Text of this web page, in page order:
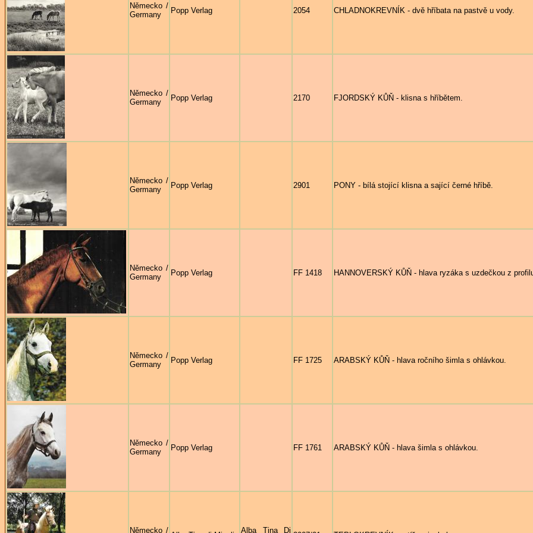
Německo /
Germany
Popp Verlag 2054 CHLADNOKREVNÍK - dvě hříbata na pastvě u vody.
Německo /
Germany
Popp Verlag 2170 FJORDSKÝ KŮŇ - klisna s hříbětem.
Německo /
Germany
Popp Verlag 2901 PONY - bílá stojící klisna a sající černé hříbě.
Německo /
Germany
Popp Verlag FF 1418 HANNOVERSKÝ KŮŇ - hlava ryzáka s uzdečkou z
Německo /
Germany
Popp Verlag FF 1725 ARABSKÝ KŮŇ - hlava ročního šimla s ohlávkou.
Německo /
Germany
Popp Verlag FF 1761 ARABSKÝ KŮŇ - hlava šimla s ohlávkou.
Německo / Alba Tina Di